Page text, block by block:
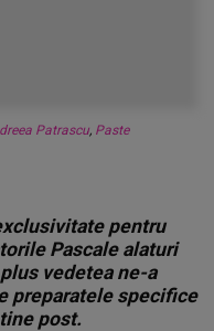
Patrascu, Paste
pentru
Pascale alaturi
vedetea ne-a
preparatele specifice
post.